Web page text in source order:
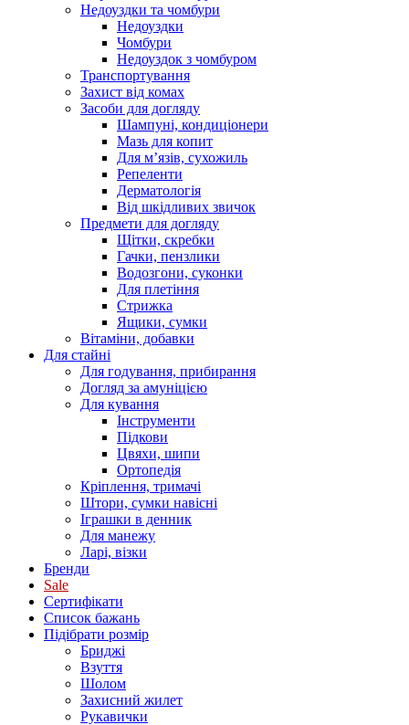
Недоуздки та чомбури
Недоуздки
Чомбури
Недоуздок з чомбуром
Транспортування
Захист від комах
Засоби для догляду
Шампуні, кондиціонери
Мазь для копит
Для м’язів, сухожиль
Репеленти
Дерматологія
Від шкідливих звичок
Предмети для догляду
Щітки, скребки
Гачки, пензлики
Водозгони, суконки
Для плетіння
Стрижка
Ящики, сумки
Вітаміни, добавки
Для стайні
Для годування, прибирання
Догляд за амуніцією
Для кування
Інструменти
Підкови
Цвяхи, шипи
Ортопедія
Кріплення, тримачі
Штори, сумки навісні
Іграшки в денник
Для манежу
Ларі, візки
Бренди
Sale
Сертифікати
Список бажань
Підібрати розмір
Бриджі
Взуття
Шолом
Захисний жилет
Рукавички